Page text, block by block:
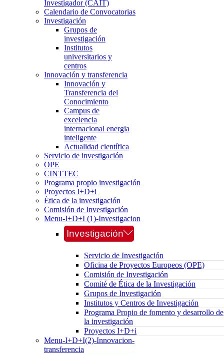
Investigador (CAIT)
Calendario de Convocatorias
Investigación
Grupos de
investigación
Institutos
universitarios y
centros
Innovación y transferencia
Innovación y
Transferencia del
Conocimiento
Campus de
excelencia
internacional energia
inteligente
Actualidad científica
Servicio de investigación
OPE
CINTTEC
Programa propio investigación
Proyectos I+D+i
Ética de la investigación
Comisión de Investigación
Menu-I+D+I (1)-Investigacion
Investigación
Servicio de Investigación
Oficina de Proyectos Europeos (OPE)
Comisión de Investigación
Comité de Ética de la Investigación
Grupos de Investigación
Institutos y Centros de Investigación
Programa Propio de fomento y desarrollo de
la investigación
Proyectos I+D+i
Menu-I+D+I(2)-Innovacion-
transferencia